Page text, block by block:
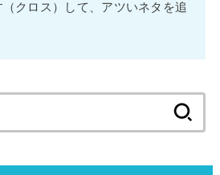
クロス）して、アツいネタを追
索: